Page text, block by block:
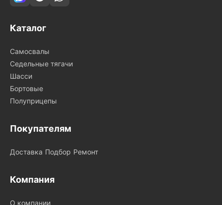
Каталог
Самосвалы
Седельные тягачи
Шасси
Бортовые
Полуприцепы
Покупателям
Доставка Подбор Ремонт
Компания
О компании